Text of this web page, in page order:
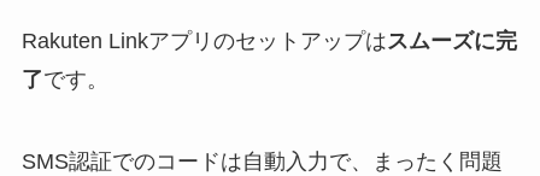
Rakuten Linkアプリのセットアップはスムーズに完
了です。
SMS認証でのコードは自動入力で、まったく問題